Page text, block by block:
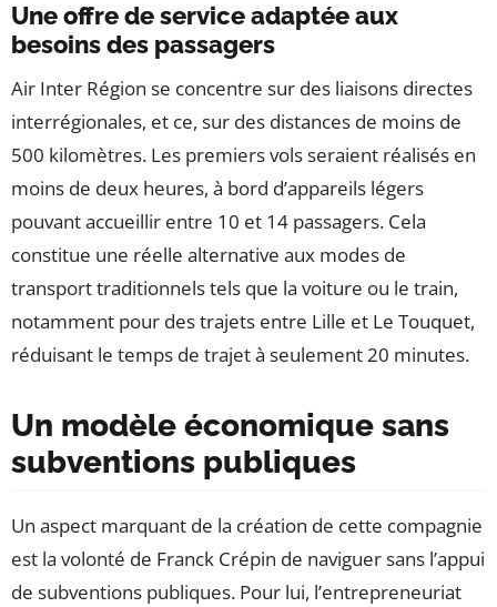
Une offre de service adaptée aux
besoins des passagers
Air Inter Région se concentre sur des liaisons directes
interrégionales, et ce, sur des distances de moins de
500 kilomètres. Les premiers vols seraient réalisés en
moins de deux heures, à bord d’appareils légers
pouvant accueillir entre 10 et 14 passagers. Cela
constitue une réelle alternative aux modes de
transport traditionnels tels que la voiture ou le train,
notamment pour des trajets entre Lille et Le Touquet,
réduisant le temps de trajet à seulement 20 minutes.
Un modèle économique sans
subventions publiques
Un aspect marquant de la création de cette compagnie
est la volonté de Franck Crépin de naviguer sans l’appui
de subventions publiques. Pour lui, l’entrepreneuriat